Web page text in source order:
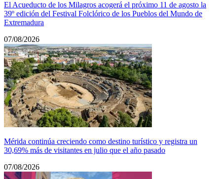
El Acueducto de los Milagros acogerá el próximo 11 de agosto la
39º edición del Festival Folclórico de los Pueblos del Mundo de
Extremadura
07/08/2026
Mérida continúa creciendo como destino turístico y registra un
30,69% más de visitantes en julio que el año pasado
07/08/2026